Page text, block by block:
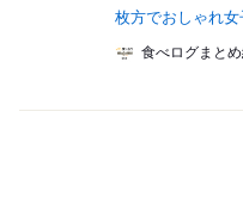
枚方でおしゃれ
食べログまと